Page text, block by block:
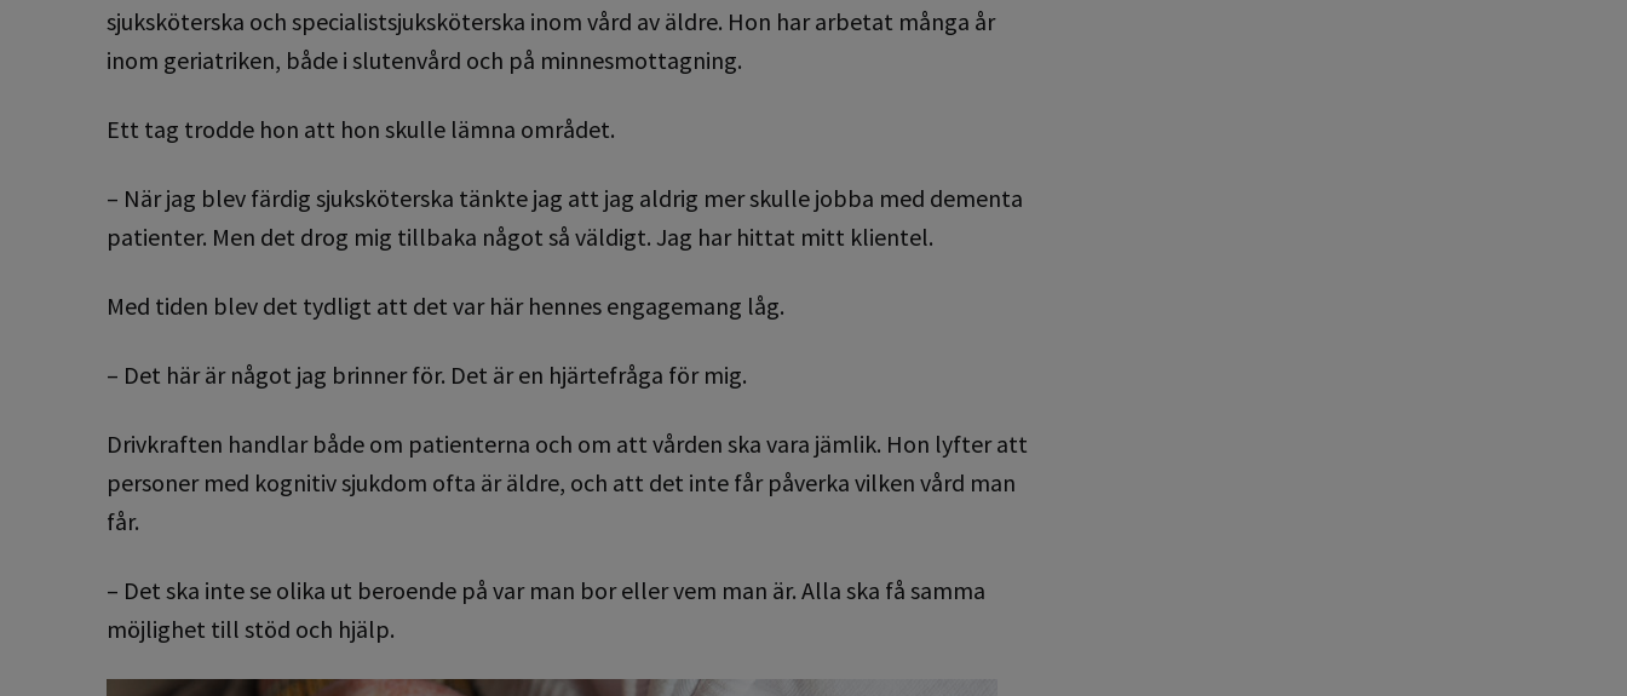
sjuksköterska och specialistsjuksköterska inom vård av äldre. Hon har arbetat många år
inom geriatriken, både i slutenvård och på minnesmottagning.
Ett tag trodde hon att hon skulle lämna området.
– När jag blev färdig sjuksköterska tänkte jag att jag aldrig mer skulle jobba med dementa
patienter. Men det drog mig tillbaka något så väldigt. Jag har hittat mitt klientel.
Med tiden blev det tydligt att det var här hennes engagemang låg.
– Det här är något jag brinner för. Det är en hjärtefråga för mig.
Drivkraften handlar både om patienterna och om att vården ska vara jämlik. Hon lyfter att
personer med kognitiv sjukdom ofta är äldre, och att det inte får påverka vilken vård man
får.
– Det ska inte se olika ut beroende på var man bor eller vem man är. Alla ska få samma
möjlighet till stöd och hjälp.